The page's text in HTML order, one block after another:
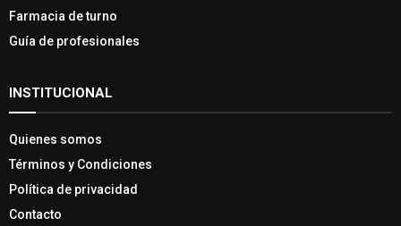
Farmacia de turno
Guía de profesionales
INSTITUCIONAL
Quienes somos
Términos y Condiciones
Política de privacidad
Contacto